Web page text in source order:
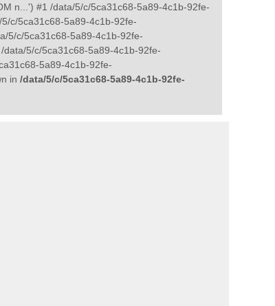
n...') #1 /data/5/c/5ca31c68-5a89-4c1b-92fe-
c/5ca31c68-5a89-4c1b-92fe-
5/c/5ca31c68-5a89-4c1b-92fe-
5/c/5ca31c68-5a89-4c1b-92fe-
5a89-4c1b-92fe-
in /data/5/c/5ca31c68-5a89-4c1b-92fe-